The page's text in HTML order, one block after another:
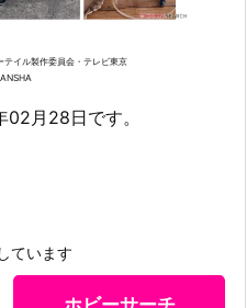
イル製作委員会・テレビ東京
月28日です。
ています